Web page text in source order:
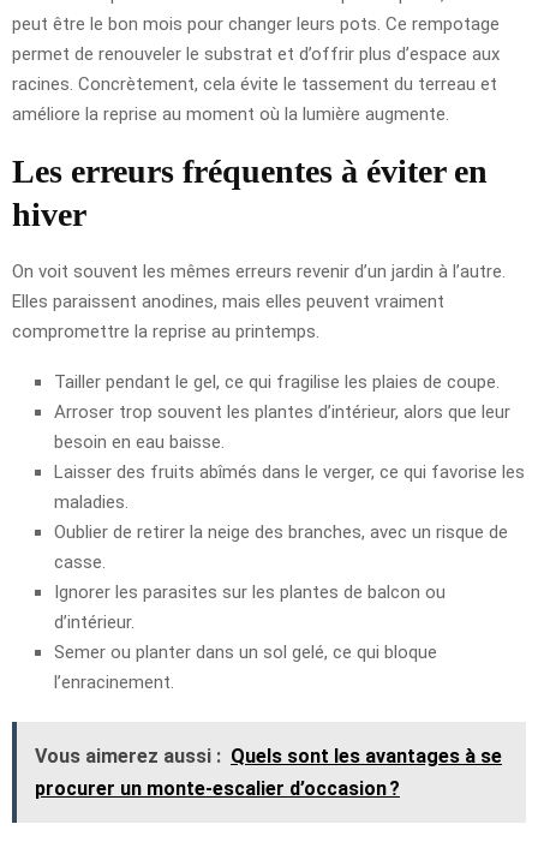
peut être le bon mois pour changer leurs pots. Ce rempotage
permet de renouveler le substrat et d’offrir plus d’espace aux
racines. Concrètement, cela évite le tassement du terreau et
améliore la reprise au moment où la lumière augmente.
Les erreurs fréquentes à éviter en
hiver
On voit souvent les mêmes erreurs revenir d’un jardin à l’autre.
Elles paraissent anodines, mais elles peuvent vraiment
compromettre la reprise au printemps.
Tailler pendant le gel, ce qui fragilise les plaies de coupe.
Arroser trop souvent les plantes d’intérieur, alors que leur
besoin en eau baisse.
Laisser des fruits abîmés dans le verger, ce qui favorise les
maladies.
Oublier de retirer la neige des branches, avec un risque de
casse.
Ignorer les parasites sur les plantes de balcon ou
d’intérieur.
Semer ou planter dans un sol gelé, ce qui bloque
l’enracinement.
Vous aimerez aussi : Quels sont les avantages à se
procurer un monte-escalier d’occasion ?